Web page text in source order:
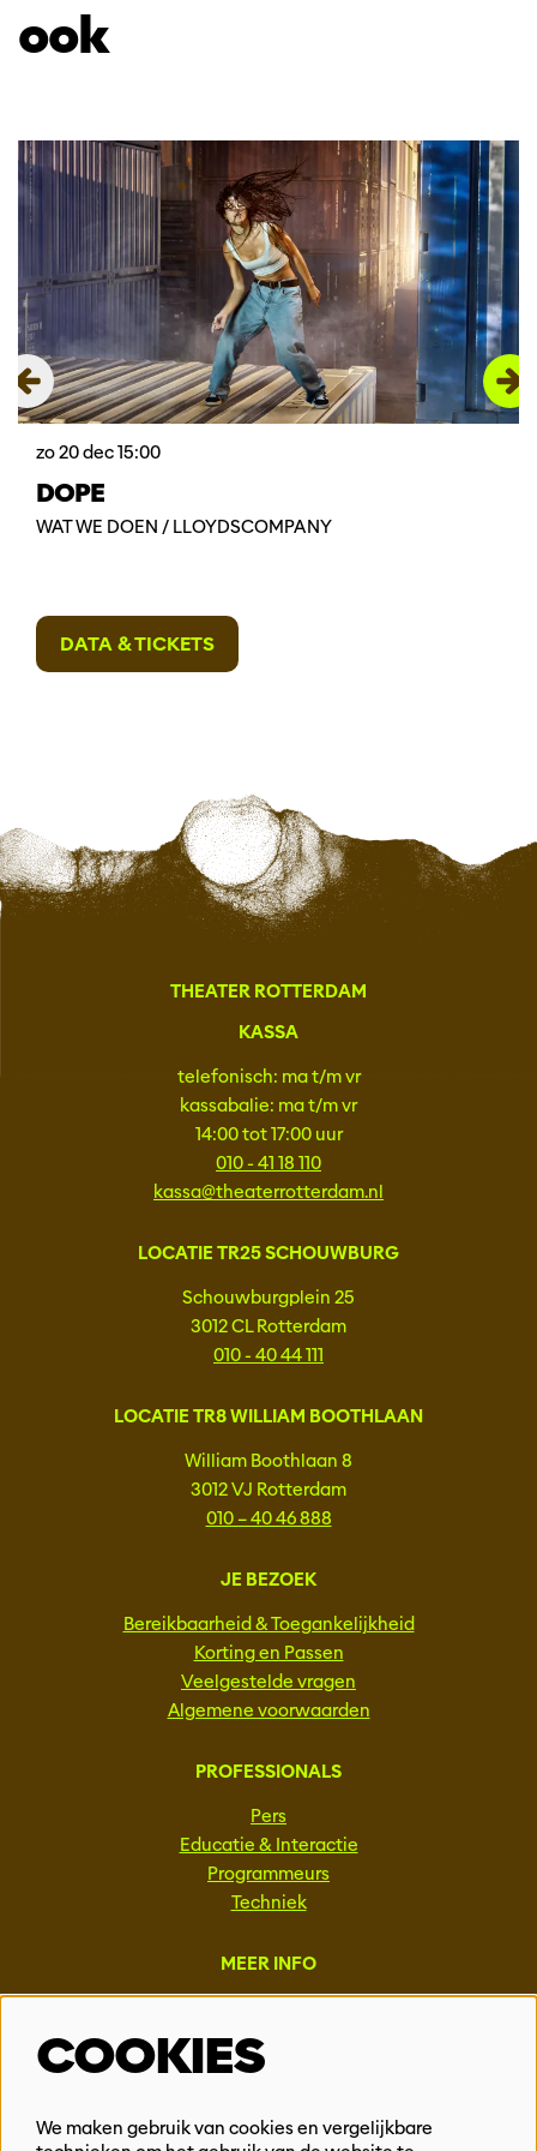
ook
DOPE
WAT WE DOEN / LLOYDSCOMPANY
zo 20 dec15:00
DATA & TICKETS
THEATER ROTTERDAM
KASSA
telefonisch: ma t/m vr
kassabalie: ma t/m vr
14:00 tot 17:00 uur
010 - 41 18 110
kassa@theaterrotterdam.nl
LOCATIE TR25 SCHOUWBURG
Schouwburgplein 25
3012 CL Rotterdam
010 - 40 44 111
LOCATIE TR8 WILLIAM BOOTHLAAN
William Boothlaan 8
3012 VJ Rotterdam
010 – 40 46 888
JE BEZOEK
Bereikbaarheid & Toegankelijkheid
Korting en Passen
Veelgestelde vragen
Algemene voorwaarden
PROFESSIONALS
Pers
Educatie & Interactie
Programmeurs
Techniek
MEER INFO
Vacatures
Events & Partnerships
COOKIES
We maken gebruik van cookies en vergelijkbare